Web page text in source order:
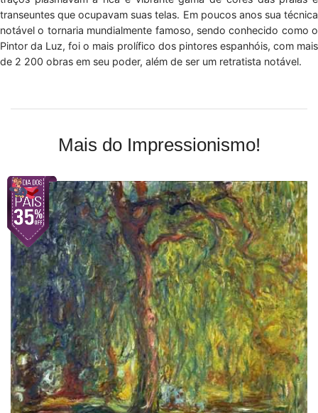
transeuntes que ocupavam suas telas. Em poucos anos sua técnica
notável o tornaria mundialmente famoso, sendo conhecido como o
Pintor da Luz, foi o mais prolífico dos pintores espanhóis, com mais
de 2 200 obras em seu poder, além de ser um retratista notável.
Mais do Impressionismo!